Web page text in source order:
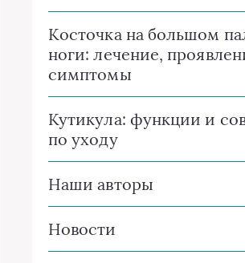
Косточка на большом
ноги: лечение,
симптомы
Кутикула: функции и
по уходу
Наши авторы
Новости